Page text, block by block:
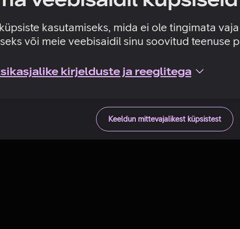
kasutamiseks, mida ei ole tingimata
või meie veebisaidil sinu soovitud teenuse
kirjelduste ja reeglitega
Keeldun mittevajalikest küpsistest